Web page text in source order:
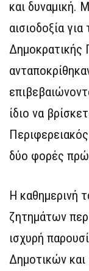
και δυναμική.
αισιοδοξία
Δημοκρατικής
ίδιο να
δύο φορές
Η καθημερινή
ζητημάτων
ισχυρή
Δημοτικών